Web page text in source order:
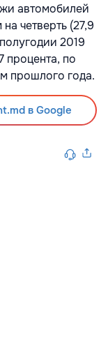
автомобилей
четверть (27,9
2019
процента, по
прошлого года.
в Google